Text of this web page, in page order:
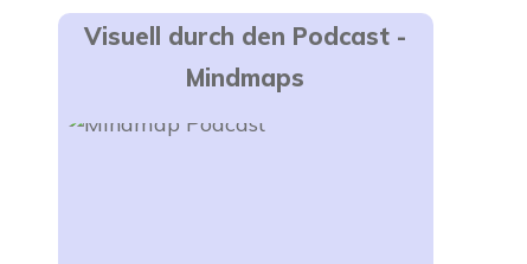
Visuell durch den Podcast -
Mindmaps